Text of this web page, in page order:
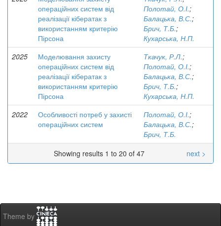
операційних систем від
реалізації кібератак з
використанням критерію
Пірсона
Полотай, О.І.;
Балацька, В.С.;
Брич, Т.Б.;
Кухарська, Н.П.
2025
Моделювання захисту
операційних систем від
реалізації кібератак з
використанням критерію
Пірсона
Ткачук, Р.Л.;
Полотай, О.І.;
Балацька, В.С.;
Брич, Т.Б.;
Кухарська, Н.П.
2022
Особливості потреб у захисті
операційних систем
Полотай, О.І.;
Балацька, В.С.;
Брич, Т.Б.
Showing results 1 to 20 of 47
next >
Theme by